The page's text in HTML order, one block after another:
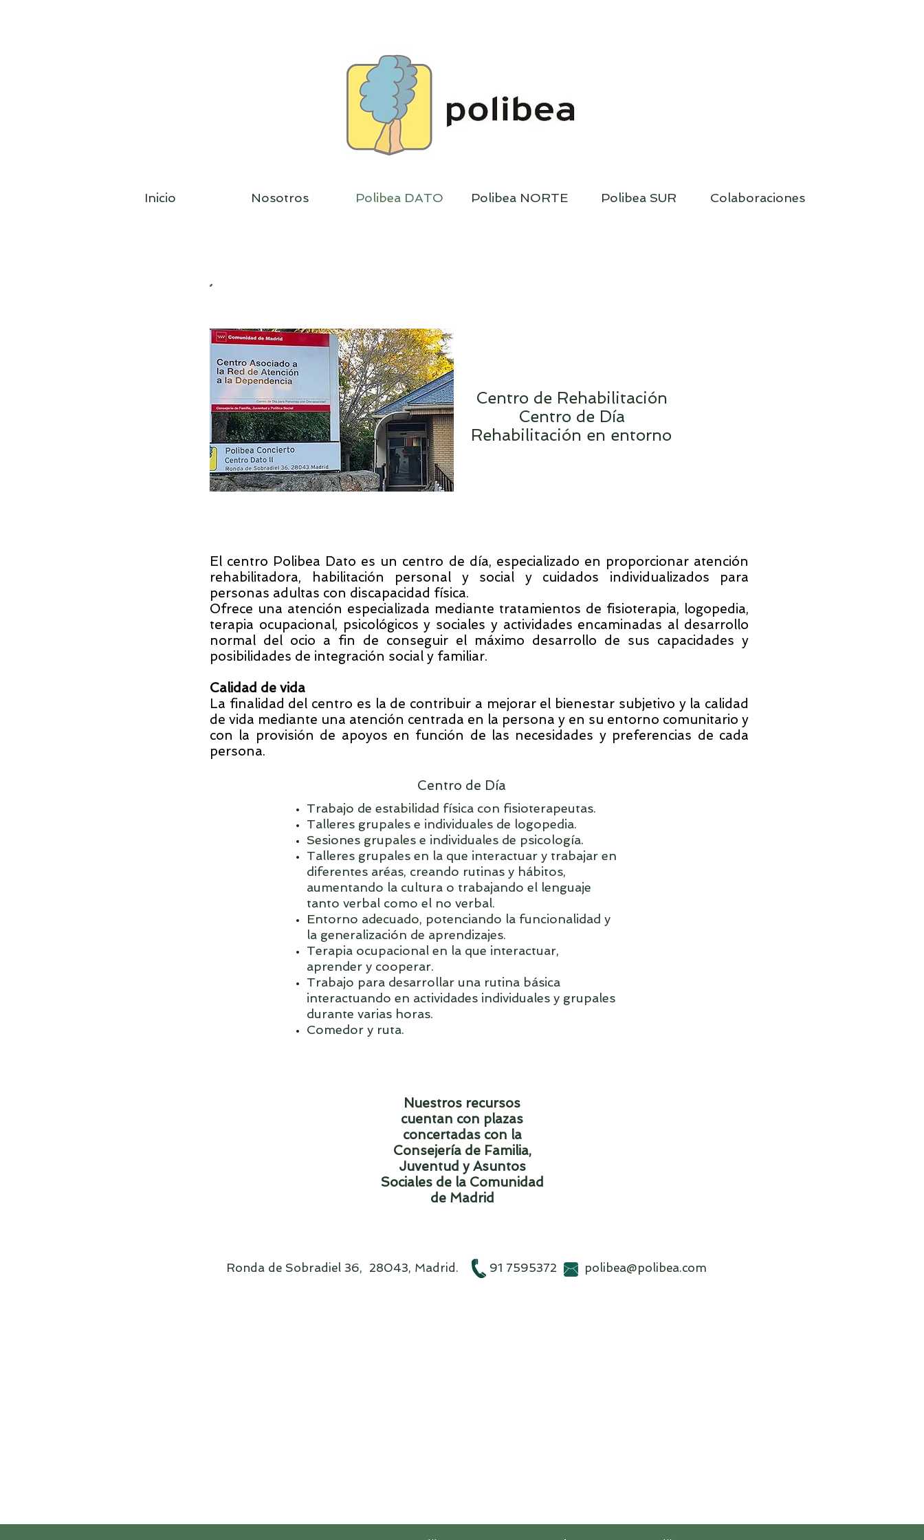
Inicio Nosotros Polibea DATO Polibea NORTE Polibea SUR Colaboraciones
Centro de Rehabilitación
Centro de Día
Rehabilitación en entorno
Centro de Día
Trabajo de estabilidad física con fisioterapeutas.
Talleres grupales e individuales de logopedia.
Sesiones grupales e individuales de psicología.
Talleres grupales en la que interactuar y trabajar en
diferentes aréas, creando rutinas y hábitos,
aumentando la cultura o trabajando el lenguaje
tanto verbal como el no verbal.
Entorno adecuado, potenciando la funcionalidad y
la generalización de aprendizajes.
Terapia ocupacional en la que interactuar,
aprender y cooperar.
Trabajo para desarrollar una rutina básica
interactuando en actividades individuales y grupales
durante varias horas.
Comedor y ruta.
El centro Polibea Dato es un centro de día, especializado en proporcionar atención
rehabilitadora, habilitación personal y social y cuidados individualizados para
personas adultas con discapacidad física.
Ofrece una atención especializada mediante tratamientos de fisioterapia, logopedia,
terapia ocupacional, psicológicos y sociales y actividades encaminadas al desarrollo
normal del ocio a fin de conseguir el máximo desarrollo de sus capacidades y
posibilidades de integración social y familiar.
Calidad de vida
La finalidad del centro es la de contribuir a mejorar el bienestar subjetivo y la calidad
de vida mediante una atención centrada en la persona y en su entorno comunitario y
con la provisión de apoyos en función de las necesidades y preferencias de cada
persona.
Nuestros recursos
cuentan con plazas
concertadas con la
Consejería de Familia,
Juventud y Asuntos
Sociales de la Comunidad
de Madrid
Ronda de Sobradiel 36, 28043, Madrid. 91 7595372 polibea@polibea.com